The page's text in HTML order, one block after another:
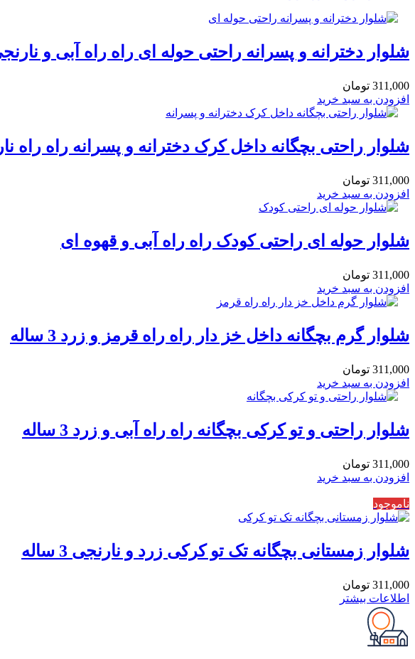
شلوار دخترانه و پسرانه راحتی حوله ای راه راه آبی و نارنجی 1 تا 5
311,000 تومان
افزودن به سبد خرید
شلوار راحتی بچگانه داخل کرک دخترانه و پسرانه راه راه
311,000 تومان
افزودن به سبد خرید
شلوار حوله ای راحتی کودک راه راه آبی و قهوه ای
311,000 تومان
افزودن به سبد خرید
شلوار گرم بچگانه داخل خز دار راه راه قرمز و زرد 3 ساله
311,000 تومان
افزودن به سبد خرید
شلوار راحتی و تو کرکی بچگانه راه راه آبی و زرد 3 ساله
311,000 تومان
افزودن به سبد خرید
ناموجود
شلوار زمستانی بچگانه تک تو کرکی زرد و نارنجی 3 ساله
311,000 تومان
اطلاعات بیشتر